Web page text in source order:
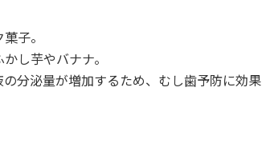
子。
し芋やバナナ。
分泌量が増加するため、むし歯予防に効果